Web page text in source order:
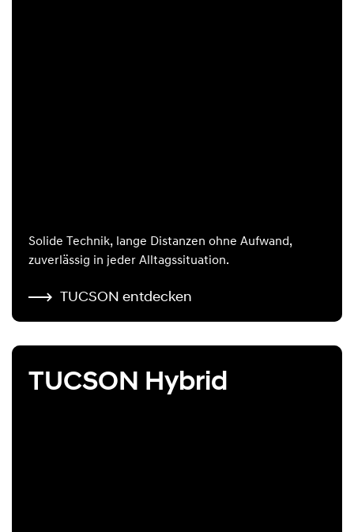
Solide Technik, lange Distanzen ohne Aufwand,
zuverlässig in jeder Alltagssituation.
TUCSON entdecken
TUCSON Hybrid